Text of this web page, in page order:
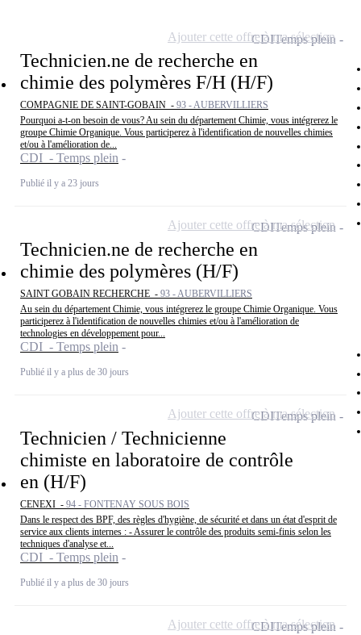
Technicien.ne de recherche en
chimie des polymères F/H (H/F)
COMPAGNIE DE SAINT-GOBAIN - 93 - AUBERVILLIERS
Pourquoi a-t-on besoin de vous? Au sein du département Chimie, vous intégrerez le
groupe Chimie Organique. Vous participerez à l'identification de nouvelles chimies
et/ou à l'amélioration de...
CDI - Temps plein
Publié il y a 23 jours
CDITemps plein
Ajouter cette offre à ma sélection
Technicien.ne de recherche en
chimie des polymères (H/F)
SAINT GOBAIN RECHERCHE - 93 - AUBERVILLIERS
Au sein du département Chimie, vous intégrerez le groupe Chimie Organique. Vous
participerez à l'identification de nouvelles chimies et/ou à l'amélioration de
technologies en développement pour...
CDI - Temps plein
Publié il y a plus de 30 jours
CDITemps plein
Ajouter cette offre à ma sélection
Technicien / Technicienne
chimiste en laboratoire de contrôle
en (H/F)
CENEXI - 94 - FONTENAY SOUS BOIS
Dans le respect des BPF, des règles d'hygiène, de sécurité et dans un état d'esprit de
service aux clients internes : - Assurer le contrôle des produits semi-finis selon les
techniques d'analyse et...
CDI - Temps plein
Publié il y a plus de 30 jours
CDITemps plein
Ajouter cette offre à ma sélection
CDITemps plein
Ajouter cette offre à ma sélection